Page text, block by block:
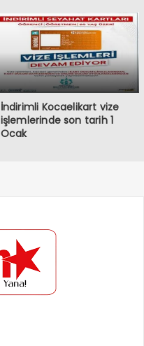
İndirimli Kocaelikart vize
işlemlerinde son tarih 1
Ocak